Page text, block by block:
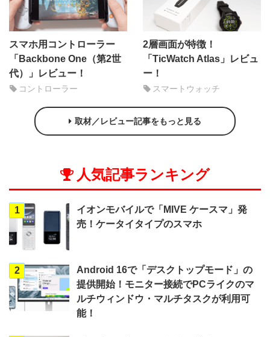
スマホ用コントローラー
「Backbone One（第2世
代）」レビュー！
コントローラー
2層画面が特徴！
「TicWatch Atlas」レビュ
ー！
スマートウォッチ
取材／レビュー記事をもっと見る
人気記事ランキング
1
イオンモバイルで「MIVE ケースマ」発
売！ケータイタイプのスマホ
2
Android 16で「デスクトップモード」の
提供開始！モニター接続でPCライクのマ
ルチウィンドウ・マルチタスクが利用可
能！